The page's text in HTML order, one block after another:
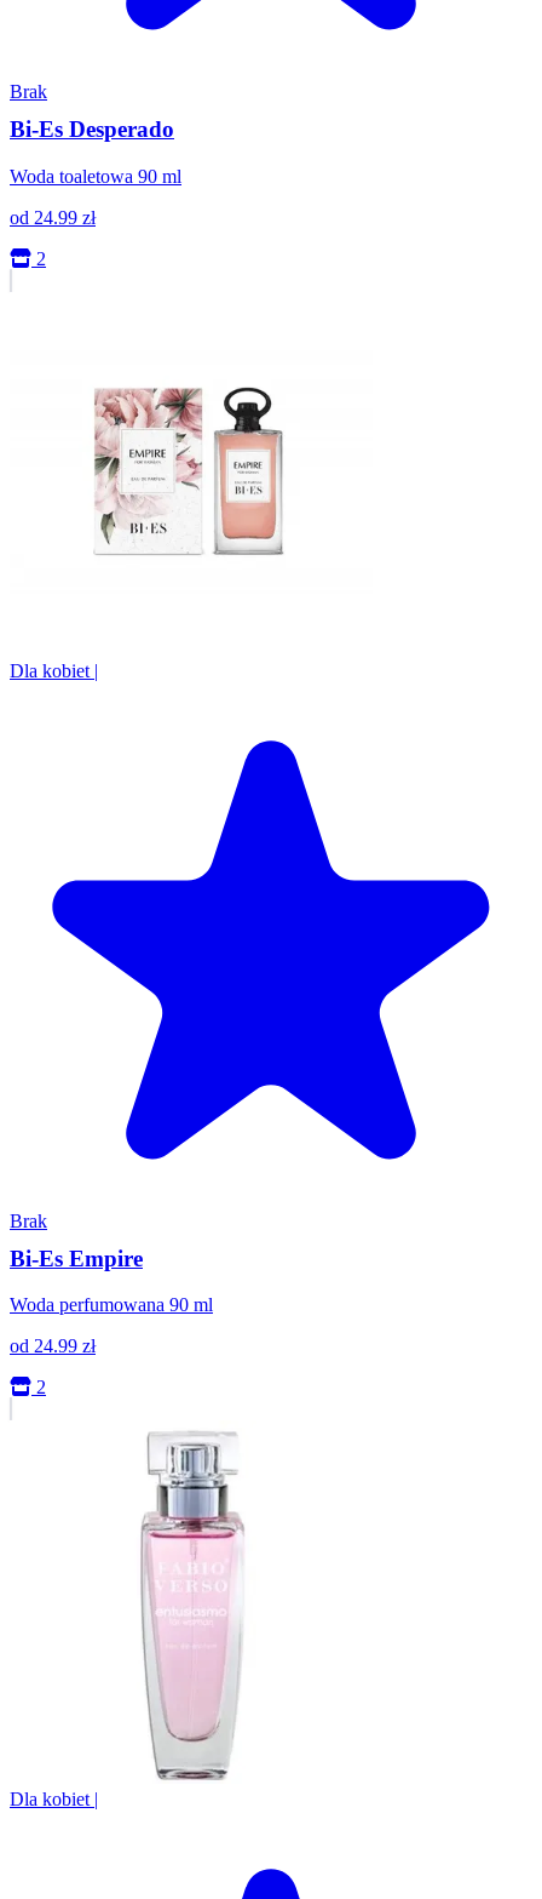
Brak
Bi-Es Desperado
Woda toaletowa 90 ml
od 24.99 zł
2
Dla kobiet |
Brak
Bi-Es Empire
Woda perfumowana 90 ml
od 24.99 zł
2
Dla kobiet |